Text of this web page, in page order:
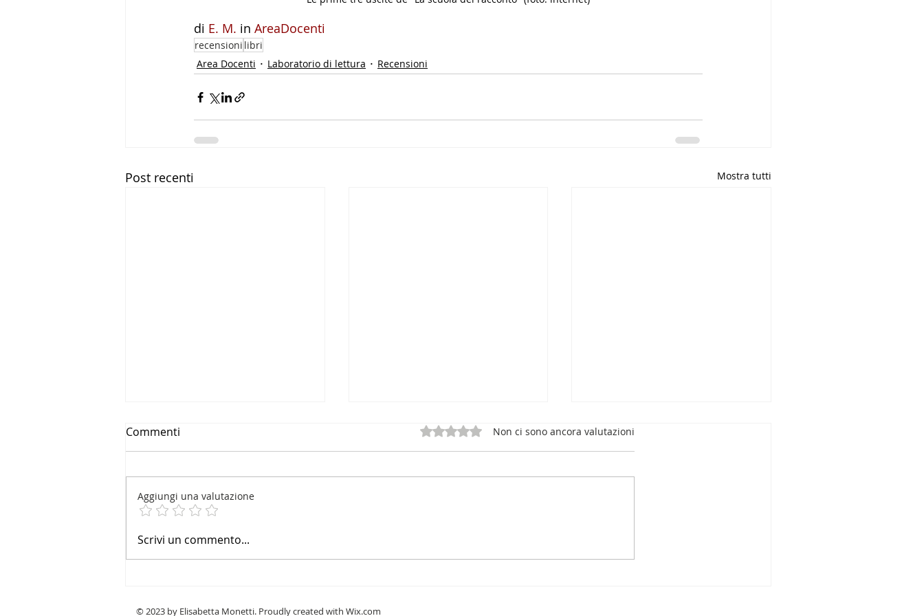
di E. M. in AreaDocenti
recensioni libri
Area Docenti
Laboratorio di lettura Recensioni
Post recenti Mostra tutti
dire
Commenti Valutazione 0 stelle su 5.Non ci sono ancora valutazioni
Aggiungi una valutazione
Scrivi un commento...
© 2023 by Elisabetta Monetti. Proudly created with Wix.com